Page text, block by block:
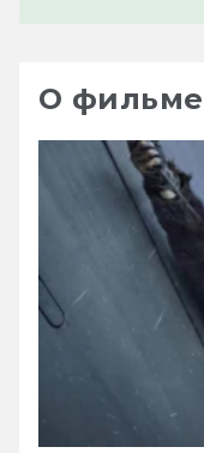
О фильме